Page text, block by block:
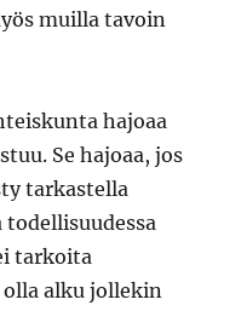
muilla tavoin
hajoaa
Se hajoaa, jos
tarkastella
tarkoita
olla alku jollekin